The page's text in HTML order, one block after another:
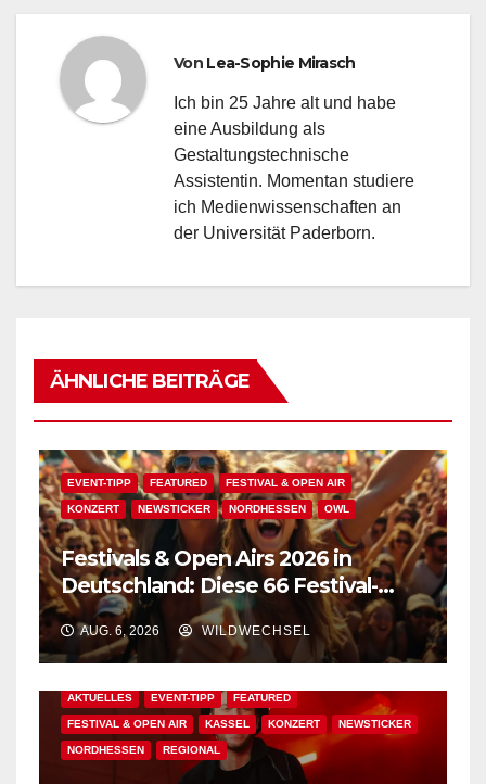
Von Lea-Sophie Mirasch
Ich bin 25 Jahre alt und habe
eine Ausbildung als
Gestaltungstechnische
Assistentin. Momentan studiere
ich Medienwissenschaften an
der Universität Paderborn.
ÄHNLICHE BEITRÄGE
EVENT-TIPP FEATURED FESTIVAL & OPEN AIR
KONZERT NEWSTICKER NORDHESSEN OWL
Festivals & Open Airs 2026 in
Deutschland: Diese 66 Festival-
Events warten auf Dich!
AUG. 6, 2026 WILDWECHSEL
AKTUELLES EVENT-TIPP FEATURED
FESTIVAL & OPEN AIR KASSEL KONZERT NEWSTICKER
NORDHESSEN REGIONAL